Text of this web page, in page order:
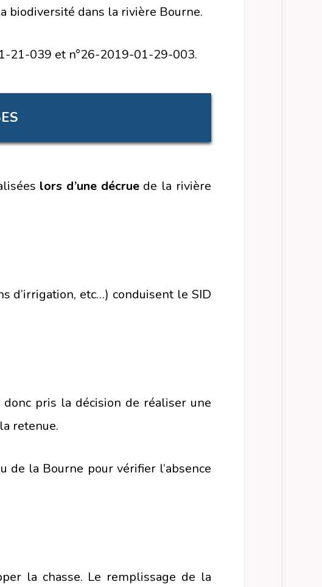
biodiversité dans la rivière Bourne.
21-039 et n°26-2019-01-29-003.
lors d’une décruede la rivière
d’irrigation, etc…) conduisent le SID
pris la décision de réaliser une
retenue.
de la Bourne pour vérifier l’absence
la chasse. Le remplissage de la